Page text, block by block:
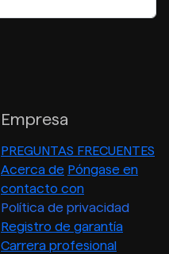
Empresa
PREGUNTAS FRECUENTES
Acerca de Póngase en
contacto con
Política de privacidad
Registro de garantía
Carrera profesional